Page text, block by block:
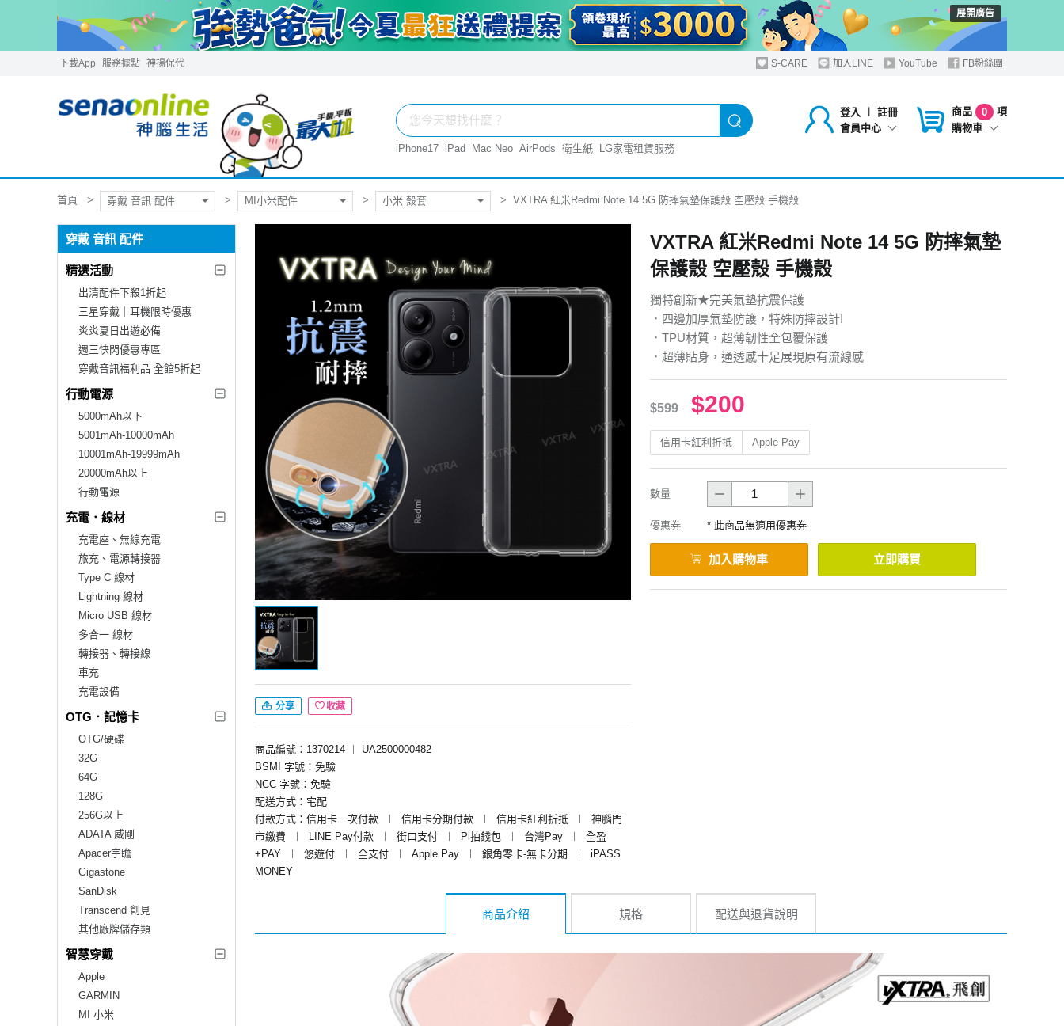
展開廣告
下載App 服務據點 神揚保代 S-CARE 加入LINE YouTube FB粉絲團
登入 ︱
註冊
會員中心
商品 0
項
購物車
iPhone17 iPad Mac Neo AirPods 衛生紙 LG家電租賃服務
首頁 穿戴 音訊 配件 MI小米配件 小米 殼套 VXTRA 紅米Redmi Note 14 5G 防摔氣墊保護殼 空壓殼 手機殼
穿戴 音訊 配件
精選活動
出清配件下殺1折起
三星穿戴｜耳機限時優惠
炎炎夏日出遊必備
週三快閃優惠專區
穿戴音訊福利品 全館5折起
行動電源
5000mAh以下
5001mAh-10000mAh
10001mAh-19999mAh
20000mAh以上
行動電源
充電．線材
充電座、無線充電
旅充、電源轉接器
Type C 線材
Lightning 線材
Micro USB 線材
多合一 線材
轉接器、轉接線
車充
充電設備
OTG．記憶卡
OTG/硬碟
32G
64G
128G
256G以上
ADATA 威剛
Apacer宇瞻
Gigastone
SanDisk
Transcend 創見
其他廠牌儲存類
智慧穿戴
Apple
GARMIN
MI 小米
分享 收藏
商品編號：1370214 ︱
UA2500000482
BSMI 字號：免驗
NCC 字號：免驗
配送方式：宅配
付款方式：信用卡一次付款
︱ 信用卡分期付款 ︱ 信用卡紅利折抵 ︱
神腦門
市繳費
︱ LINE Pay付款 ︱ 街口支付 ︱ Pi拍錢包 ︱ 台灣Pay ︱
全盈
+PAY
︱ 悠遊付 ︱ 全支付 ︱ Apple Pay ︱ 銀角零卡-無卡分期 ︱
iPASS
MONEY
VXTRA 紅米Redmi Note 14 5G 防摔氣墊
保護殼 空壓殼 手機殼
獨特創新★完美氣墊抗震保護
．四邊加厚氣墊防護，特殊防摔設計!
．TPU材質，超薄韌性全包覆保護
．超薄貼身，通透感十足展現原有流線感
$599 $200
信用卡紅利折抵 Apple Pay
數量
優惠券 * 此商品無適用優惠券
加入購物車 立即購買
商品介紹 規格 配送與退貨說明